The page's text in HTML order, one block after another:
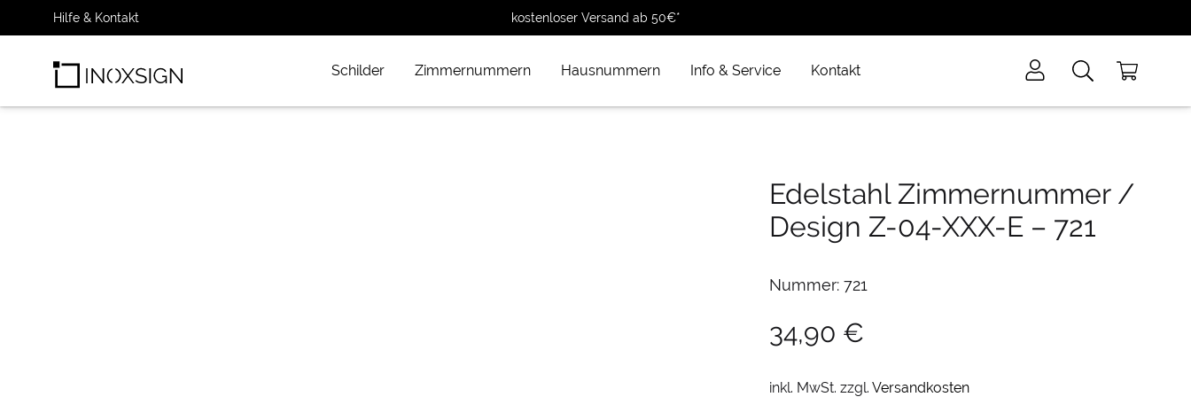
Hilfe & Kontakt kostenloser Versand ab 50€*
Schilder Zimmernummern Hausnummern Info & Service Kontakt
Edelstahl Zimmernummer /
Design Z-04-XXX-E– 721
Nummer: 721
34,90 €
inkl. MwSt. zzgl. Versandkosten